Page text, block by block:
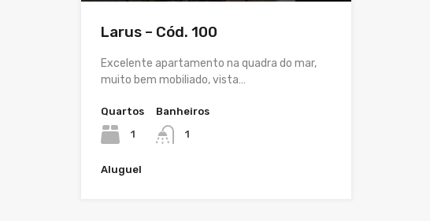
Larus – Cód. 100
Excelente apartamento na quadra do mar,
muito bem mobiliado, vista…
Quartos
1
Banheiros
1
Aluguel